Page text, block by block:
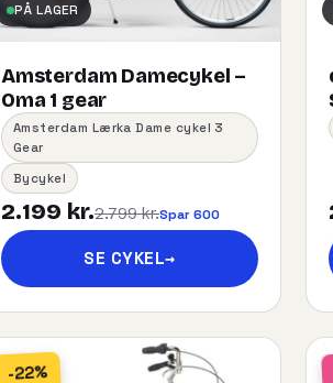
PÅ LAGER
Amsterdam Damecykel –
Oma 1 gear
Amsterdam Lærka Dame cykel 3
Gear
Bycykel
2.199 kr.2.799 kr.Spar 600
SE CYKEL→
-22%